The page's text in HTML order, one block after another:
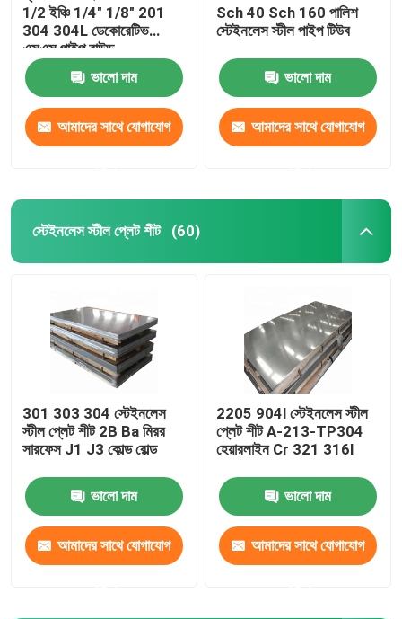
1/2 ইঞ্চি 1/4" 1/8" 201
304 304L ডেকোরেটিভ
এসএস পাইপ রাউন্ড
ভালো দাম
আমাদের সাথে যোগাযোগ
Sch 40 Sch 160 পালিশ
স্টেইনলেস স্টীল পাইপ টিউব
ভালো দাম
আমাদের সাথে যোগাযোগ
স্টেইনলেস স্টীল প্লেট শীট (60)
301 303 304 স্টেইনলেস
স্টীল প্লেট শীট 2B Ba মিরর
সারফেস J1 J3 কোল্ড রোল্ড
ভালো দাম
আমাদের সাথে যোগাযোগ
2205 904l স্টেইনলেস স্টীল
প্লেট শীট A-213-TP304
হেয়ারলাইন Cr 321 316l
ভালো দাম
আমাদের সাথে যোগাযোগ